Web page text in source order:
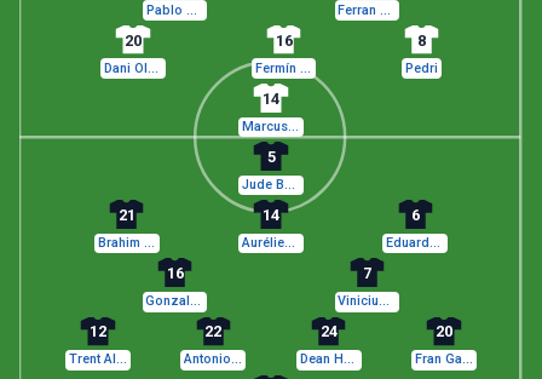
Ferran Torres
Pablo Gavi
8
Pedri
16
Fermín López
20
Dani Olmo
14
Marcus Rashford
12
Trent Alexander-Arnold
22
Antonio Rüdiger
24
Dean Huijsen
20
Fran García
16
Gonzalo García
7
Vinicius Júnior
21
Brahim Díaz
14
Aurélien Tchouaméni
6
Eduardo Camavinga
5
Jude Bellingham